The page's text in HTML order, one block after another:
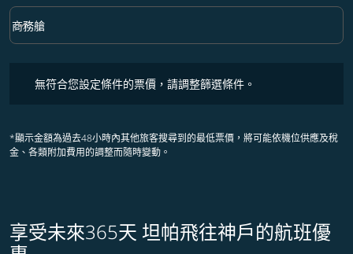
艙等 option 商務艙 Selected
商務艙
keyboard_arrow_down
無符合您設定條件的票價，請調整篩選條件。
*顯示金額為過去48小時內其他旅客搜尋到的最低票價，將可能依機位供應及稅
金、各類附加費用的調整而隨時變動。
享受未來365天 坦帕飛往神戶的航班優